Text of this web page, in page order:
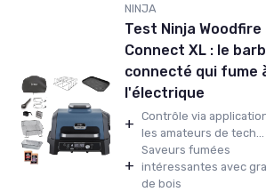
NINJA
Test Ninja Woodfire
Connect XL : le
connecté qui fume
l'électrique
+ Contrôle via
les amateurs de tech...
+
Saveurs fumées
intéressantes avec
de bois